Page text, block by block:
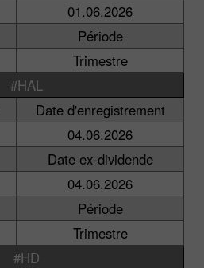
01.06.2026
Période
Trimestre
#HAL
Date d'enregistrement
04.06.2026
Date ex-dividende
04.06.2026
Période
Trimestre
#HD